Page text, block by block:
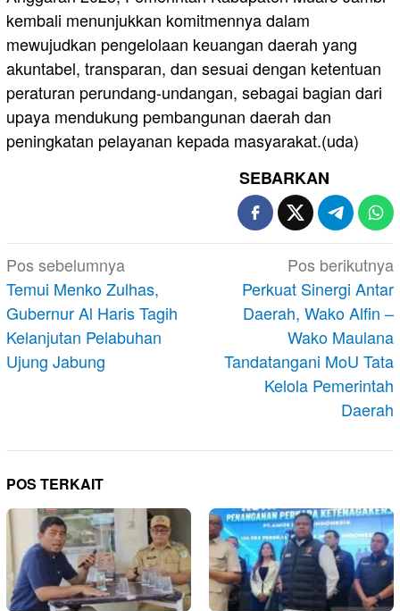
kembali menunjukkan komitmennya dalam
mewujudkan pengelolaan keuangan daerah yang
akuntabel, transparan, dan sesuai dengan ketentuan
peraturan perundang-undangan, sebagai bagian dari
upaya mendukung pembangunan daerah dan
peningkatan pelayanan kepada masyarakat.(uda)
SEBARKAN
Navigasi
pos
Pos sebelumnya
Temui Menko Zulhas,
Gubernur Al Haris Tagih
Kelanjutan Pelabuhan
Ujung Jabung
Pos berikutnya
Perkuat Sinergi Antar
Daerah, Wako Alfin –
Wako Maulana
Tandatangani MoU Tata
Kelola Pemerintah
Daerah
POS TERKAIT